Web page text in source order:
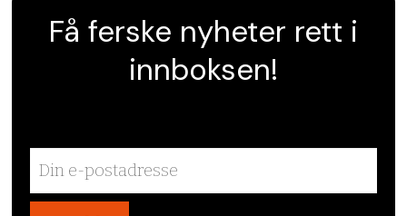
Få ferske nyheter rett i
innboksen!